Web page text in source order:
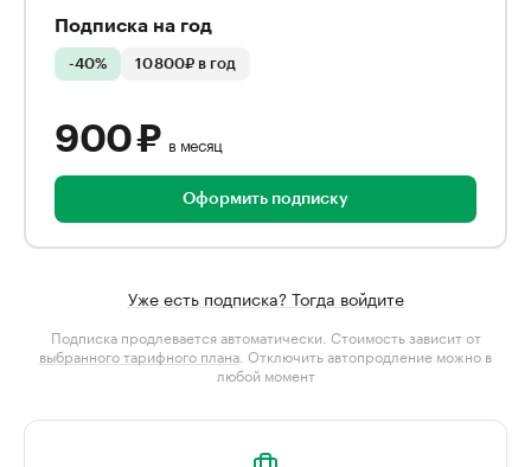
Подписка на год
-40% 10 800₽ в год
900 ₽ в месяц
Оформить подписку
Уже есть подписка? Тогда войдите
Подписка продлевается автоматически. Стоимость зависит от
выбранного тарифного плана . Отключить автопродление можно в
любой момент